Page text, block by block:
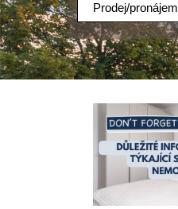
Prodej/pronájem